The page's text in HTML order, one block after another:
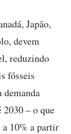
Japão,
devem
reduzindo
fósseis
demanda
– o que
a 10% a partir